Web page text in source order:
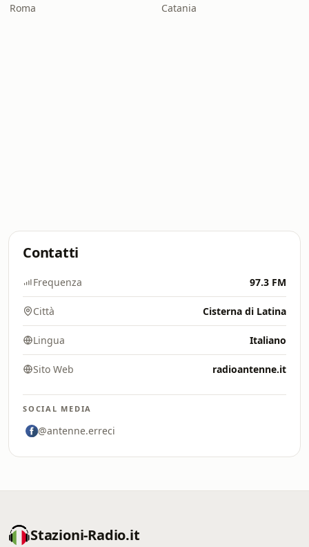
Roma Catania
Contatti
Frequenza 97.3 FM
Città Cisterna di Latina
Lingua Italiano
Sito Web radioantenne.it
SOCIAL MEDIA
@antenne.erreci
Stazioni-Radio.it